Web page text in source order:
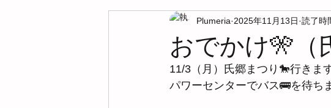
おでかけ🎌（
Plumeria 2025年11月13日 読了時
11/3（月）氏郷まつり🐎行きま
パワーセンターでバス🚌を待ち